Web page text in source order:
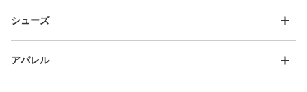
シューズ
アパレル